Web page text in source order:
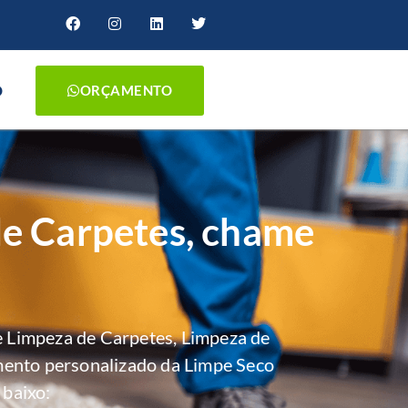
ORÇAMENTO
Carpetes, chame
de Carpetes, Limpeza de
personalizado da Limpe Seco